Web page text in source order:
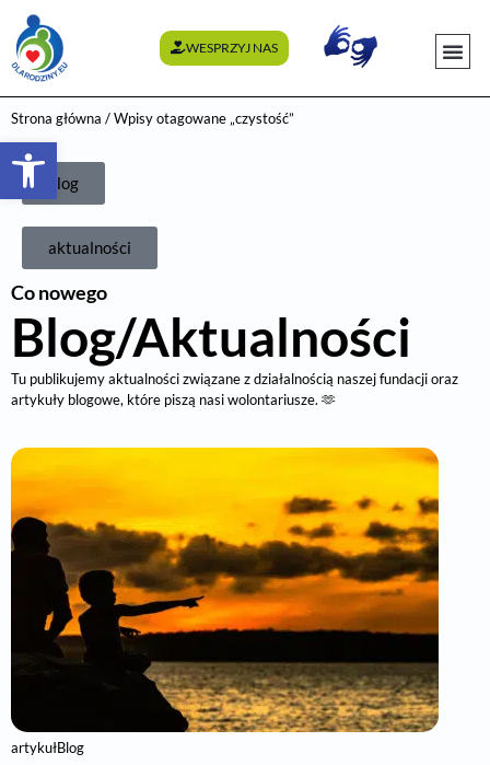
WESPRZYJ NAS
Strona główna / Wpisy otagowane „czystość”
blog
aktualności
Co nowego
Blog/Aktualności
Tu publikujemy aktualności związane z działalnością naszej fundacji oraz
artykuły blogowe, które piszą nasi wolontariusze. 🫶
artykułBlog
Otwórz pasek narzędzi